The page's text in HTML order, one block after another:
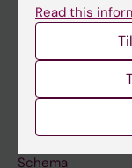
Kalender
Ladok
Canvas
Schema
Read this